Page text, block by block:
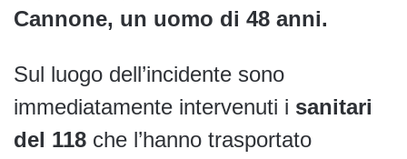
Cannone, un uomo di 48 anni.
Sul luogo dell’incidente sono
immediatamente intervenuti i sanitari
del 118 che l’hanno trasportato